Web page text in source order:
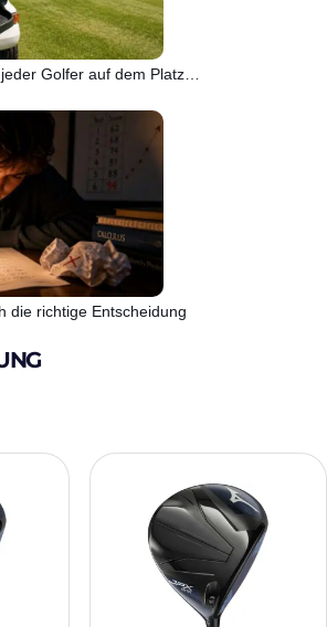
Golfer auf dem Platz…
die richtige Entscheidung